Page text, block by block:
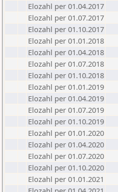
Elozahl per 01.04.2017
Elozahl per 01.07.2017
Elozahl per 01.10.2017
Elozahl per 01.01.2018
Elozahl per 01.04.2018
Elozahl per 01.07.2018
Elozahl per 01.10.2018
Elozahl per 01.01.2019
Elozahl per 01.04.2019
Elozahl per 01.07.2019
Elozahl per 01.10.2019
Elozahl per 01.01.2020
Elozahl per 01.04.2020
Elozahl per 01.07.2020
Elozahl per 01.10.2020
Elozahl per 01.01.2021